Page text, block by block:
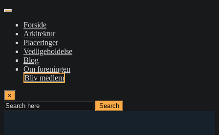
Forside
Arkitektur
Placeringer
Vedligeholdelse
Blog
Om foreningen
Bliv medlem
×
Search